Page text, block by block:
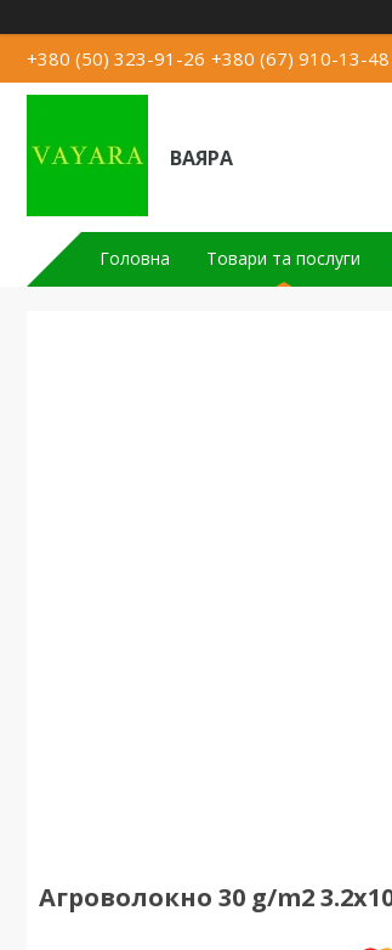
+380 (50) 323-91-26 +380 (67) 910-13-48
ВАЯРА
Головна Товари та послуги
Агроволокно 30 g/m2